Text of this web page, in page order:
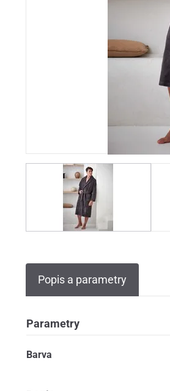
Popis a parametry
Parametry
Barva